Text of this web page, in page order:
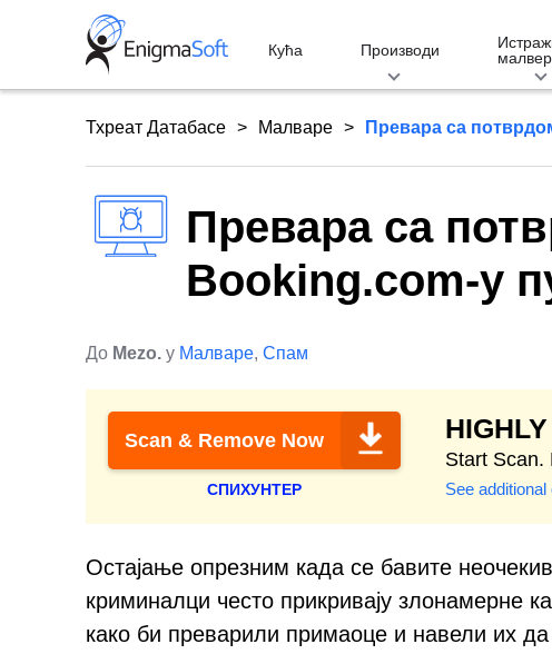
Кућа Производи
Тхреат Датабасе Малваре Превара са
Превара са
Booking.com-у
До Mezo. у Малваре, Спам
Scan & Remove Now
СПИХУНТЕР
Start
See
Остајање опрезним када се бавите
криминалци често прикривају злонамерне
како би преварили примаоце и навели их